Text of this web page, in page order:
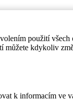
použití
můžete kdykoliv
k informacím ve